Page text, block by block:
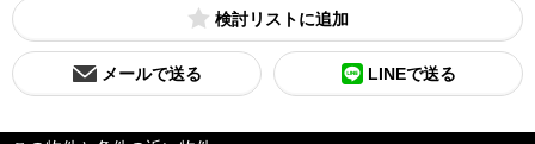
検討リスト
メールで送る LINEで送る